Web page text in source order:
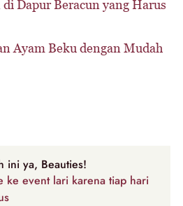
Dapur Beracun yang Harus
Ayam Beku dengan Mudah
ini ya, Beauties!
ke event lari karena tiap hari